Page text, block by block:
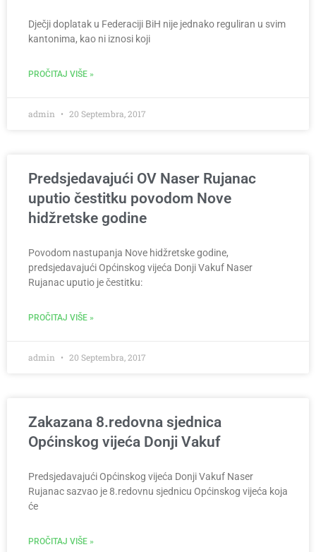
Dječji doplatak u Federaciji BiH nije jednako reguliran u svim
kantonima, kao ni iznosi koji
PROČITAJ VIŠE »
admin 20 Septembra, 2017
Predsjedavajući OV Naser Rujanac
uputio čestitku povodom Nove
hidžretske godine
Povodom nastupanja Nove hidžretske godine,
predsjedavajući Općinskog vijeća Donji Vakuf Naser
Rujanac uputio je čestitku:
PROČITAJ VIŠE »
admin 20 Septembra, 2017
Zakazana 8.redovna sjednica
Općinskog vijeća Donji Vakuf
Predsjedavajući Općinskog vijeća Donji Vakuf Naser
Rujanac sazvao je 8.redovnu sjednicu Općinskog vijeća koja
će
PROČITAJ VIŠE »